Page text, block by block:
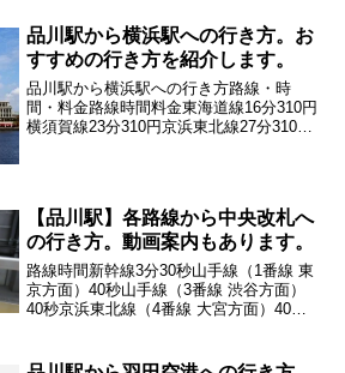
品川駅から横浜駅への行き方。お
すすめの行き方を紹介します。
品川駅から横浜駅への行き方路線・時
間・料金路線時間料金東海道線16分310円
横須賀線23分310円京浜東北線27分310円
【品川駅】各路線から中央改札へ
の行き方。動画案内もあります。
路線時間新幹線3分30秒山手線（1番線 東
京方面）40秒山手線（3番線 渋谷方面）
40秒京浜東北線（4番線 大宮方面）40秒